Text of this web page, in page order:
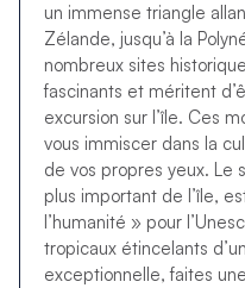
un immense triangle
Zélande, jusqu’à la
nombreux sites
fascinants et méritent
excursion sur l’île. Ces
vous immiscer dans la
de vos propres yeux. Le
plus important de l’île,
l’humanité » pour
tropicaux étincelants
exceptionnelle, faites